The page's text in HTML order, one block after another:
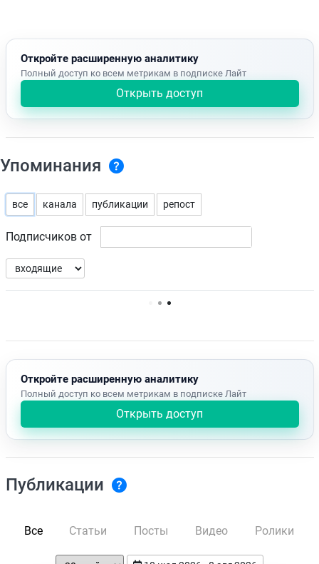
Откройте расширенную аналитику
Полный доступ ко всем метрикам в подписке Лайт
Открыть доступ
Упоминания
все канала публикации репост
Подписчиков от
Нет доступных упоминаний.
Откройте расширенную аналитику
Полный доступ ко всем метрикам в подписке Лайт
Открыть доступ
Публикации
Все Статьи Посты Видео Ролики